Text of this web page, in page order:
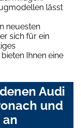
lässt
neuesten
sich für ein
Ihnen eine
Audi
und